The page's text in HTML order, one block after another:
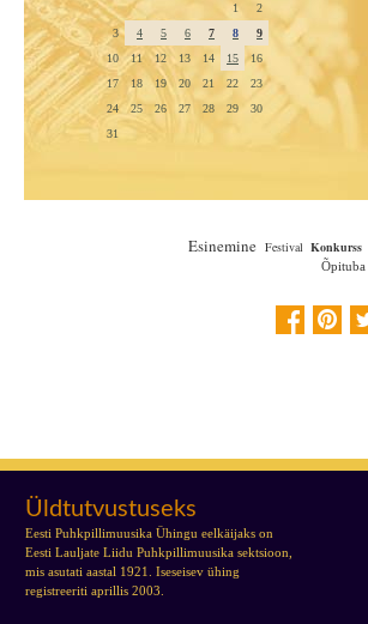
1
2
3
4 5 6 7 8
9
10
11 12 13 14 15
16
17
18 19 20 21 22
23
24
25 26 27 28 29
30
31
Esinemine Festival Konkurss
Õpituba
Üldtutvustuseks
Eesti Puhkpillimuusika Ühingu eelkäijaks on
Eesti Lauljate Liidu Puhkpillimuusika sektsioon,
mis asutati aastal 1921. Iseseisev ühing
registreeriti aprillis 2003.